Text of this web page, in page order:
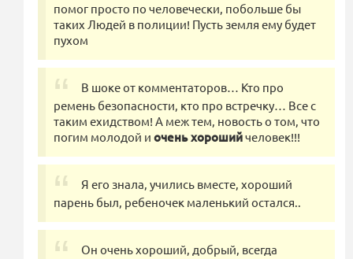
помог просто по человечески, побольше бы
таких Людей в полиции! Пусть земля ему будет
пухом
В шоке от комментаторов… Кто про
ремень безопасности, кто про встречку… Все с
таким ехидством! А меж тем, новость о том, что
погим молодой и очень хорошийчеловек!!!
Я его знала, учились вместе, хороший
парень был, ребеночек маленький остался..
Он очень хороший, добрый, всегда